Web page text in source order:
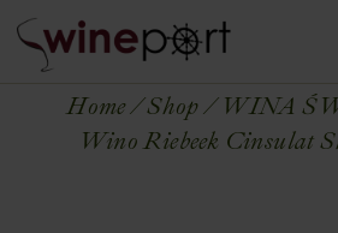
Home Shop WINA
Wino Riebeek Cinsulat